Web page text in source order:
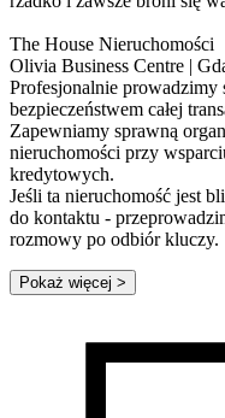
The House Nieruchomości
Olivia Business Centre |
Profesjonalnie prowadzimy
bezpieczeństwem całej
Zapewniamy sprawną
nieruchomości przy
kredytowych.
Jeśli ta nieruchomość jest
do kontaktu -
rozmowy po odbiór kluczy.
Pokaż więcej >